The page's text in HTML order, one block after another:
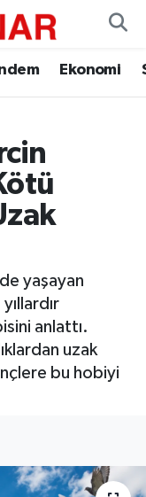
Ekonomi
yaşayan
anlattı.
uzak
bu hobiyi